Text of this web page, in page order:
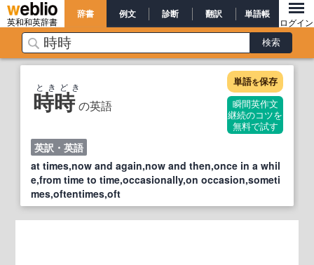
英和和英辞書
辞書 例文 診断 翻訳 単語帳
ログイン
時時 の英語
ときどき 単語を保存
瞬間英作文
継続のコツを
無料で試す
英訳・英語
at times,now and again,now and then,once in a whil
e,from time to time,occasionally,on occasion,someti
mes,oftentimes,oft